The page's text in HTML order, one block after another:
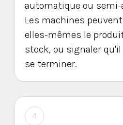
automatique ou
Les machines
elles-mêmes le
stock, ou signaler
se terminer.
4